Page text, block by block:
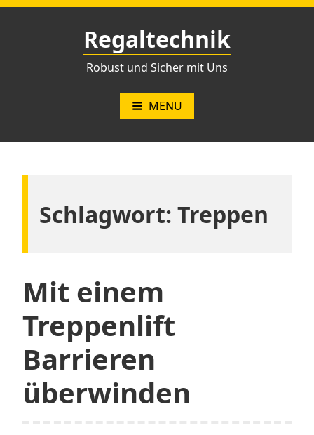
Zum
Regaltechnik
Robust und Sicher mit Uns
MENÜ
Schlagwort: Treppen
Mit einem
Treppenlift
Barrieren
überwinden